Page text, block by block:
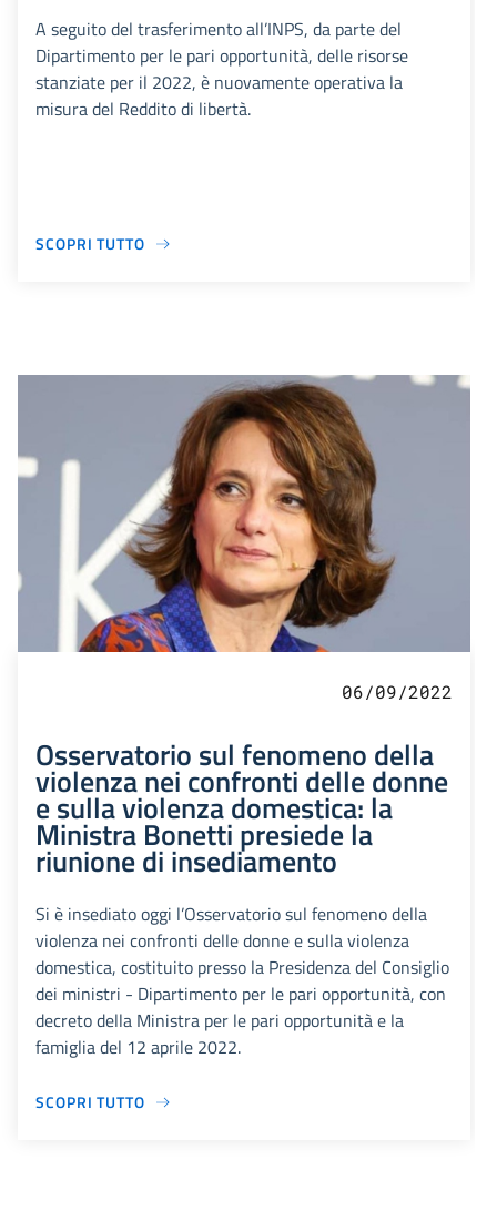
A seguito del trasferimento all’INPS, da parte del
Dipartimento per le pari opportunità, delle risorse
stanziate per il 2022, è nuovamente operativa la
misura del Reddito di libertà.
SCOPRI TUTTO
06/09/2022
Osservatorio sul fenomeno della
violenza nei confronti delle donne
e sulla violenza domestica: la
Ministra Bonetti presiede la
riunione di insediamento
Si è insediato oggi l’Osservatorio sul fenomeno della
violenza nei confronti delle donne e sulla violenza
domestica, costituito presso la Presidenza del Consiglio
dei ministri - Dipartimento per le pari opportunità, con
decreto della Ministra per le pari opportunità e la
famiglia del 12 aprile 2022.
SCOPRI TUTTO